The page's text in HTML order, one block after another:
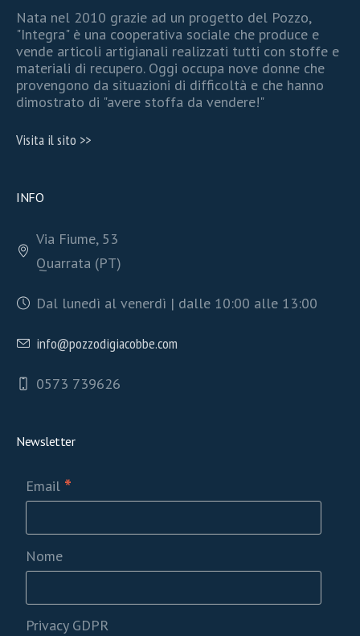
Nata nel 2010 grazie ad un progetto del Pozzo,
"Integra" è una cooperativa sociale che produce e
vende articoli artigianali realizzati tutti con stoffe e
materiali di recupero. Oggi occupa nove donne che
provengono da situazioni di difficoltà e che hanno
dimostrato di "avere stoffa da vendere!"
Visita il sito >>
INFO
Via Fiume, 53
Quarrata (PT)
Dal lunedì al venerdì | dalle 10:00 alle 13:00
info@pozzodigiacobbe.com
0573 739626
Newsletter
Email *
Nome
Privacy GDPR